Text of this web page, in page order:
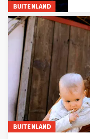
BUITENLAND
BUITENLAND